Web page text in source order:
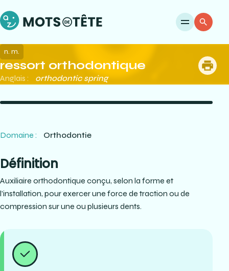
ressort orthodontique
n. m.
Anglais : orthodontic spring
Domaine : Orthodontie
Définition
Auxiliaire orthodontique conçu, selon la forme et
l’installation, pour exercer une force de traction ou de
compression sur une ou plusieurs dents.